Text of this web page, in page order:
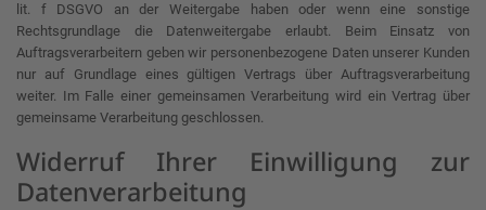
lit. f DSGVO an der Weitergabe haben oder wenn eine sonstige
Rechtsgrundlage die Datenweitergabe erlaubt. Beim Einsatz von
Auftragsverarbeitern geben wir personenbezogene Daten unserer Kunden
nur auf Grundlage eines gültigen Vertrags über Auftragsverarbeitung
weiter. Im Falle einer gemeinsamen Verarbeitung wird ein Vertrag über
gemeinsame Verarbeitung geschlossen.
Widerruf Ihrer Einwilligung zur
Datenverarbeitung